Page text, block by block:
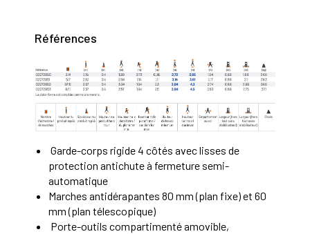
Références
Garde-corps rigide 4 côtés avec lisses de
protection antichute à fermeture semi-
automatique
Marches antidérapantes 80 mm (plan fixe) et 60
mm (plan télescopique)
Porte-outils compartimenté amovible,